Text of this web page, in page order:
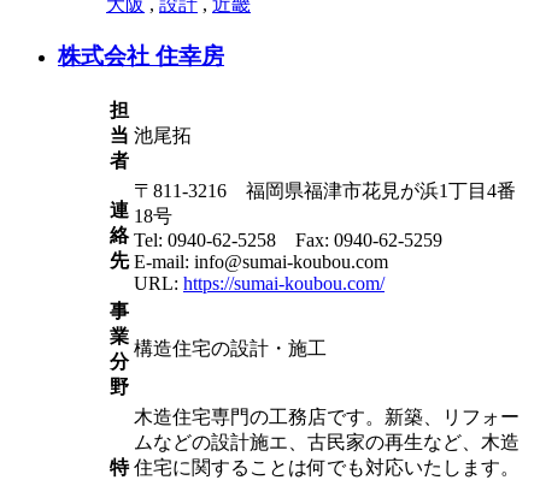
大阪 , 設計 , 近畿
株式会社 住幸房
担
当
者
池尾拓
連
絡
先
〒811-3216 福岡県福津市花見が浜1丁目4番
18号
Tel: 0940-62-5258 Fax: 0940-62-5259
E-mail: info@sumai-koubou.com
URL: https://sumai-koubou.com/
事
業
分
野
構造住宅の設計・施工
特
木造住宅専門の工務店です。新築、リフォー
ムなどの設計施エ、古民家の再生など、木造
住宅に関することは何でも対応いたします。